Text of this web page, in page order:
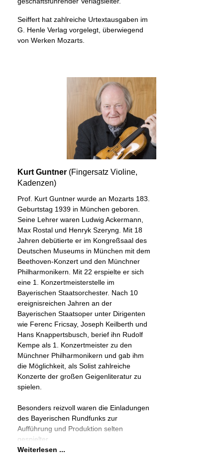
Seiffert hat zahlreiche Urtextausgaben im
G. Henle Verlag vorgelegt, überwiegend
von Werken Mozarts.
Kurt Guntner (Fingersatz Violine,
Kadenzen)
Prof. Kurt Guntner wurde an Mozarts 183.
Geburtstag 1939 in München geboren.
Seine Lehrer waren Ludwig Ackermann,
Max Rostal und Henryk Szeryng. Mit 18
Jahren debütierte er im Kongreßsaal des
Deutschen Museums in München mit dem
Beethoven-Konzert und den Münchner
Philharmonikern. Mit 22 erspielte er sich
eine 1. Konzertmeisterstelle im
Bayerischen Staatsorchester. Nach 10
ereignisreichen Jahren an der
Bayerischen Staatsoper unter Dirigenten
wie Ferenc Fricsay, Joseph Keilberth und
Hans Knappertsbusch, berief ihn Rudolf
Kempe als 1. Konzertmeister zu den
Münchner Philharmonikern und gab ihm
die Möglichkeit, als Solist zahlreiche
Konzerte der großen Geigenliteratur zu
spielen.
Besonders reizvoll waren die Einladungen
des Bayerischen Rundfunks zur
Aufführung und Produktion selten
gespielter
Weiterlesen ...